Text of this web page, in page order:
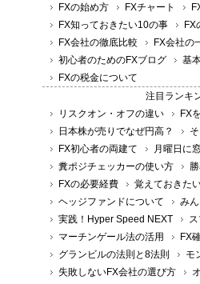
FXの始め方
FXチャート
FX知っておきたい10の事
FX
FX会社の徹底比較
FX会社の
初心者のためのFXブログ
基
FXの税金について
注目ランキ
リスクオン・オフの違い
FX
日本株が売りでなぜ円高？
FX初心者の両建て
月曜日に
糞ポジチェッカーの使い方
FXの必要経費
覚えておきた
ヘッジファンドについて
み
実践！Hyper Speed NEXT
マーチンゲール法の活用
FX
グランビルの法則と8法則
モ
失敗しないFX会社の選び方